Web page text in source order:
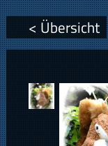
< Übersicht